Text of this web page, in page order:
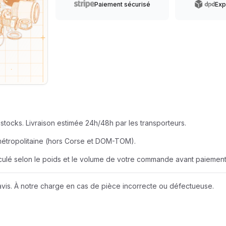
LIEBHERR
Paiement sécurisé
Livraison estimée 24h/48h par les transporteurs.
(hors Corse et DOM-TOM).
selon le poids et le volume de votre commande avant
À notre charge en cas de pièce incorrecte ou défectueuse.